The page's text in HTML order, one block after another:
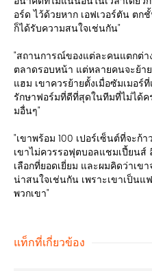
อร์ด ไว้ด้วยหาก เอฟเวอร์ตัน ต
ก็ได้รับความสนใจเช่นกัน"
"สถานการณ์ของแต่ละคนแตกต่า
ตลาดรอบหน้า แต่หลายคนจะย้า
แฮม เขาควรย้ายตั้งเมื่อซัมเมอร์
รักษาฟอร์มที่ดีที่สุดในทีมที่ไม่ได้ค
มอื่นๆ"
"เขาพร้อม 100 เปอร์เซ็นต์ที่จะก้
เขาไม่ควรรอฟุตบอลแชมเปี้ยนส์
เลือกที่ยอดเยี่ยม และผมคิดว่าเข
น่าสนใจเช่นกัน เพราะเขาเป็นแ
พวกเขา"
แท็กที่เกี่ยวข้อง